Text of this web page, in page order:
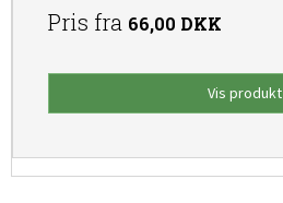
Pris fra 66,00 DKK
Vis produkt